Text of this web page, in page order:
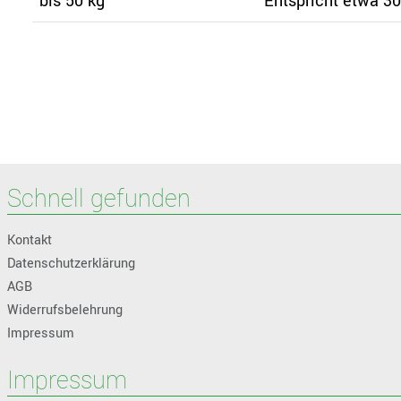
Schnell gefunden
Kontakt
Datenschutzerklärung
AGB
Widerrufsbelehrung
Impressum
Impressum